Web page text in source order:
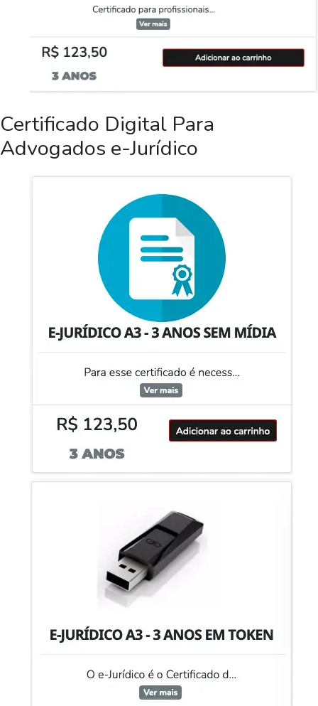
Certificado Digital Para
Advogados e-Jurídico